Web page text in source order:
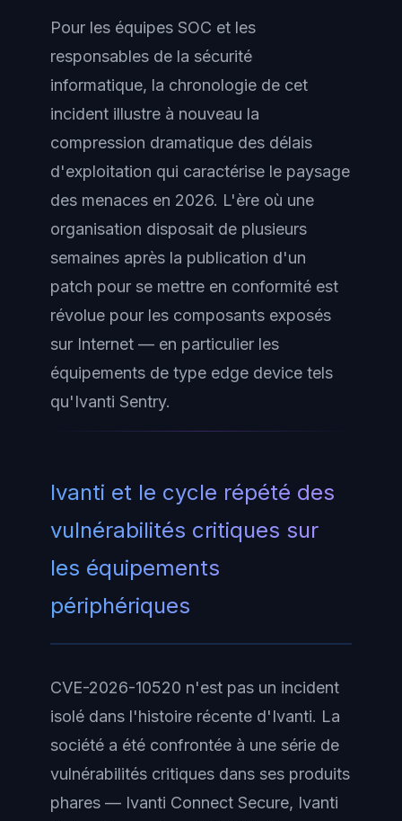
Pour les équipes SOC et les
responsables de la sécurité
informatique, la chronologie de cet
incident illustre à nouveau la
compression dramatique des délais
d'exploitation qui caractérise le paysage
des menaces en 2026. L'ère où une
organisation disposait de plusieurs
semaines après la publication d'un
patch pour se mettre en conformité est
révolue pour les composants exposés
sur Internet — en particulier les
équipements de type edge device tels
qu'Ivanti Sentry.
Ivanti et le cycle répété des
vulnérabilités critiques sur
les équipements
périphériques
CVE-2026-10520 n'est pas un incident
isolé dans l'histoire récente d'Ivanti. La
société a été confrontée à une série de
vulnérabilités critiques dans ses produits
phares — Ivanti Connect Secure, Ivanti